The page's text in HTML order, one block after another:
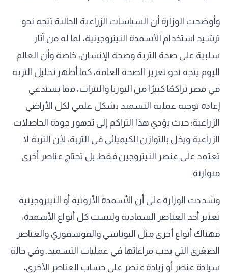
وأوضحت الوزارة أن السياسات الزراعية الحالية تتجه نحو
ترشيد استخدام الأسمدة النيتروجينية، لما له من آثار
سلبية على صحة التربة وصحة الإنسان، خاصة وأن العالم
اليوم يتجه نحو تعزيز الصحة العامة، كما أظهر تحليل التربة
في مصر تراكمًا كبيرًا من اليوريا والنترات، مما يستدعي
إعادة توجيه عملية التسميد بشكل علمي لكل الأراضي
الزراعية؛ حيث يؤدي هذا التراكم إلى تدهور جودة الحاصلات
الزراعية ويخل بالتوازن الكيميائي في التربة، لأن التربة لا
تعتمد على عنصر النيتروجين فقط بل تحتاج عناصر أخرى
متوازنة.
وشددت الوزارة على أن الأسمدة الأزوتية أو النيتروجينية
تعتبر أحد العناصر السمادية وليست كل أنواع الأسمدة،
فهناك أنواع أخرى مثل البوتاسي والفوسفوري والعناصر
الصغرى التي يجب مراعاتها في عمليات التسميد. وفي حالة
سيادة عنصر أو زيادة عنصر على حساب العناصر الأخرى،